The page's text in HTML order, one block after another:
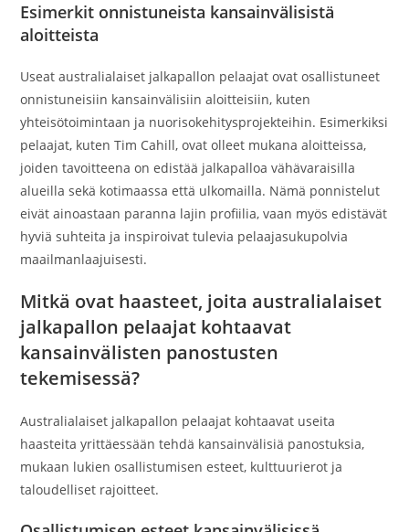
Esimerkit onnistuneista kansainvälisistä
aloitteista
Useat australialaiset jalkapallon pelaajat ovat osallistuneet
onnistuneisiin kansainvälisiin aloitteisiin, kuten
yhteisötoimintaan ja nuorisokehitysprojekteihin. Esimerkiksi
pelaajat, kuten Tim Cahill, ovat olleet mukana aloitteissa,
joiden tavoitteena on edistää jalkapalloa vähävaraisilla
alueilla sekä kotimaassa että ulkomailla. Nämä ponnistelut
eivät ainoastaan paranna lajin profiilia, vaan myös edistävät
hyviä suhteita ja inspiroivat tulevia pelaajasukupolvia
maailmanlaajuisesti.
Mitkä ovat haasteet, joita australialaiset
jalkapallon pelaajat kohtaavat
kansainvälisten panostusten
tekemisessä?
Australialaiset jalkapallon pelaajat kohtaavat useita
haasteita yrittäessään tehdä kansainvälisiä panostuksia,
mukaan lukien osallistumisen esteet, kulttuurierot ja
taloudelliset rajoitteet.